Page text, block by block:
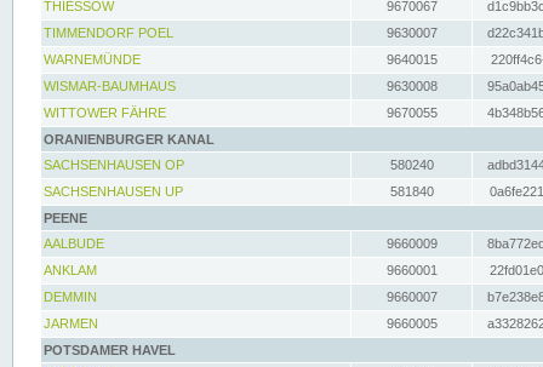
THIESSOW
9670067
TIMMENDORF POEL
9630007
WARNEMÜNDE
9640015
WISMAR-BAUMHAUS
9630008
WITTOWER FÄHRE
9670055
ORANIENBURGER KANAL
SACHSENHAUSEN OP
580240
SACHSENHAUSEN UP
581840
PEENE
AALBUDE
9660009
ANKLAM
9660001
DEMMIN
9660007
JARMEN
9660005
POTSDAMER HAVEL